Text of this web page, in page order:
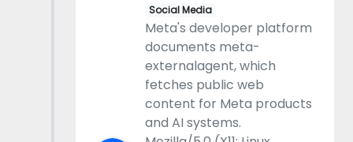
Social Media
Meta's developer platform
documents meta-
externalagent, which
fetches public web
content for Meta products
and AI systems.